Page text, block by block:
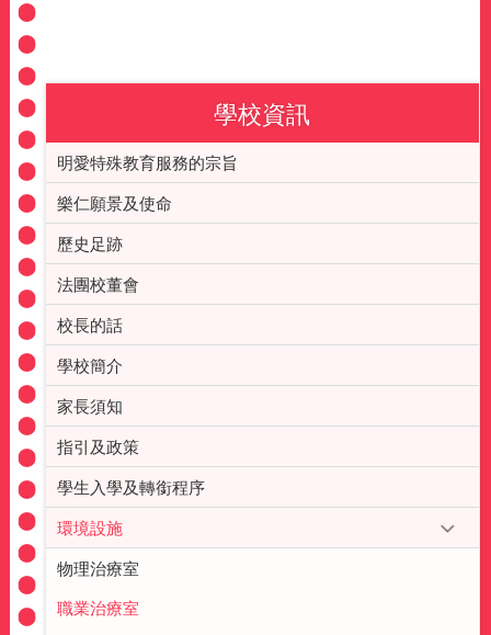
學校資訊
明愛特殊教育服務的宗旨
樂仁願景及使命
歷史足跡
法團校董會
校長的話
學校簡介
家長須知
指引及政策
學生入學及轉銜程序
環境設施
物理治療室
職業治療室